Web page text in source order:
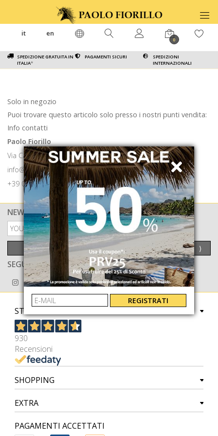
SPEDIZIONE GRATUITA IN
ITALIA*
PAGAMENTI SICURI
SPEDIZIONI
INTERNAZIONALI
it en
0
Solo in negozio
Puoi trovare questo articolo solo presso i nostri punti vendita:
Info contatti
Paolo Fiorillo
Via Calabritto 9 80121 Napoli
info@paolofiorillo.com
+39 081 1857 6024
NEWSLETTER
PRIVACY POLICY
INVIA ⟩
SEGUICI ANCHE SU
STORE
930
Recensioni
SHOPPING
EXTRA
PAGAMENTI ACCETTATI
REGISTRATI